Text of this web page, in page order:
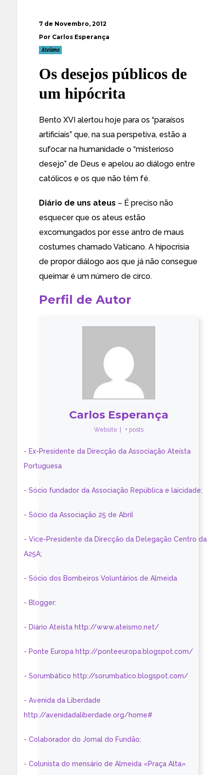
7 de Novembro, 2012
Por Carlos Esperança
Ateísmo
Os desejos públicos de
um hipócrita
Bento XVI alertou hoje para os “paraísos
artificiais” que, na sua perspetiva, estão a
sufocar na humanidade o “misterioso
desejo” de Deus e apelou ao diálogo entre
católicos e os que não têm fé.
Diário de uns ateus – É preciso não
esquecer que os ateus estão
excomungados por esse antro de maus
costumes chamado Vaticano. A hipocrisia
de propor diálogo aos que já não consegue
queimar é um número de circo.
Perfil de Autor
Carlos Esperança
Website + posts
- Ex-Presidente da Direcção da Associação Ateísta
Portuguesa
- Sócio fundador da Associação República e laicidade;
- Sócio da Associação 25 de Abril
- Vice-Presidente da Direcção da Delegação Centro da
A25A;
- Sócio dos Bombeiros Voluntários de Almeida
- Blogger:
- Diário Ateísta http://www.ateismo.net/
- Ponte Europa http://ponteeuropa.blogspot.com/
- Sorumbático http://sorumbatico.blogspot.com/
- Avenida da Liberdade
http://avenidadaliberdade.org/home#
- Colaborador do Jornal do Fundão;
- Colunista do mensário de Almeida «Praça Alta»